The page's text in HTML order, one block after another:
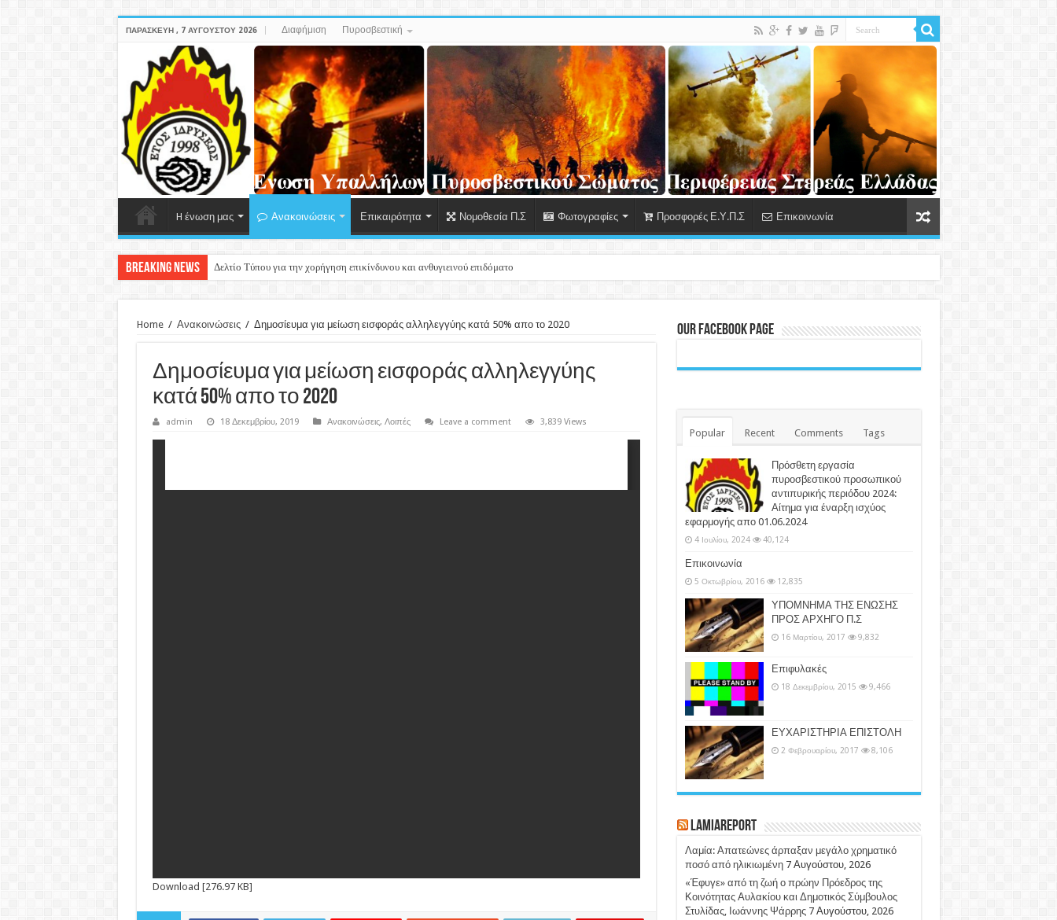
ΠΑΡΑΣΚΕΥΉ , 7 ΑΥΓΟΎΣΤΟΥ 2026 Διαφήμιση Πυροσβεστική
H ένωση μας Ανακοινώσεις Επικαιρότητα Νομοθεσία Π.Σ Φωτογραφίες Προσφορές Ε.Υ.Π.Σ Επικοινωνία
Breaking News Κατα
Home / Ανακοινώσεις / Δημοσίευμα για μείωση εισφοράς αλληλεγγύης κατά 50% απο το 2020
Δημοσίευμα για μείωση εισφοράς αλληλεγγύης
κατά 50% απο το 2020
admin 18 Δεκεμβρίου, 2019 Ανακοινώσεις, Λοιπές Leave a comment 3,839 Views
Download [276.97 KB]
Our Facebook Page
Popular Recent Comments Tags
Πρόσθετη εργασία
πυροσβεστικού προσωπικού
αντιπυρικής περιόδου 2024:
Αίτημα για έναρξη ισχύος
εφαρμογής απο 01.06.2024
4 Ιουλίου, 2024 40,124
Επικοινωνία
5 Οκτωβρίου, 2016 12,835
ΥΠΟΜΝΗΜΑ ΤΗΣ ΕΝΩΣΗΣ
ΠΡΟΣ ΑΡΧΗΓΟ Π.Σ
16 Μαρτίου, 2017 9,832
Επιφυλακές
18 Δεκεμβρίου, 2015 9,466
ΕΥΧΑΡΙΣΤΗΡΙΑ ΕΠΙΣΤΟΛΗ
2 Φεβρουαρίου, 2017 8,106
LamiaReport
Λαμία: Απατεώνες άρπαξαν μεγάλο χρηματικό
ποσό από ηλικιωμένη 7 Αυγούστου, 2026
«Έφυγε» από τη ζωή ο πρώην Πρόεδρος της
Κοινότητας Αυλακίου και Δημοτικός Σύμβουλος
Στυλίδας, Ιωάννης Ψάρρης 7 Αυγούστου, 2026